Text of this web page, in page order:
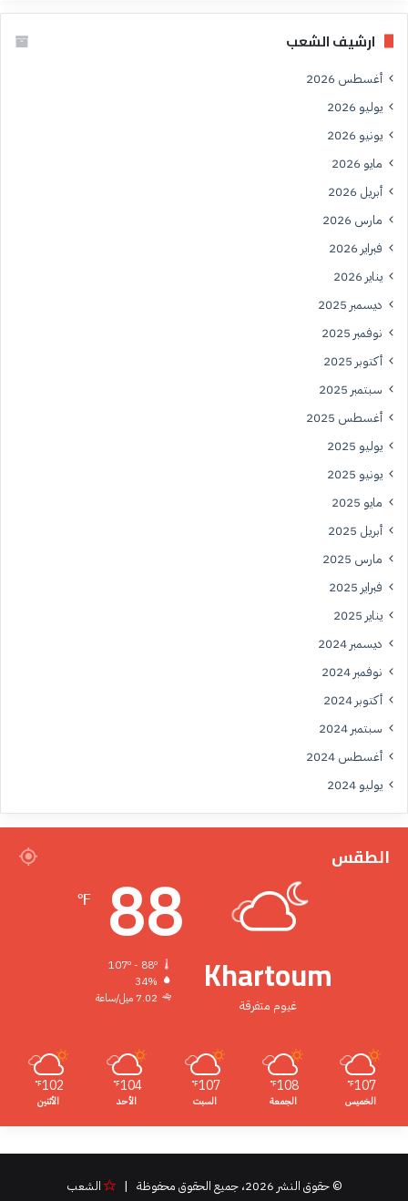
ارشيف الشعب
أغسطس 2026
يوليو 2026
يونيو 2026
مايو 2026
أبريل 2026
مارس 2026
فبراير 2026
يناير 2026
ديسمبر 2025
نوفمبر 2025
أكتوبر 2025
سبتمبر 2025
أغسطس 2025
يوليو 2025
يونيو 2025
مايو 2025
أبريل 2025
مارس 2025
فبراير 2025
يناير 2025
ديسمبر 2024
نوفمبر 2024
أكتوبر 2024
سبتمبر 2024
أغسطس 2024
يوليو 2024
الطقس
Khartoum
غيوم متفرقة
88
℉
107º - 88º
34%
7.02 ميل/ساعة
107
℉
الخميس
108
℉
الجمعة
107
℉
السبت
104
℉
الأحد
102
℉
الأثنين
© حقوق النشر 2026، جميع الحقوق محفوظة | الشعب